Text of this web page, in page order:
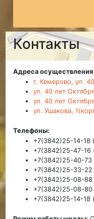
Контакты
Адреса осуществления
г. Кемерово, ул.
ул. 40 лет
ул. 40 лет
ул. Ушакова,
Телефоны:
+7(3842)25-14-18
+7(3842)25-47-16
+7(3842)25-40-73
+7(3842)25-33-
+7(3842)25-08-
+7(3842)25-08-
+7(3842)25-14-18